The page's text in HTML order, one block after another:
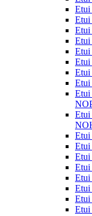
Etui
Etui
Etui
Etui
Etui
Etui
Etui
Etui
Etui
Etui
Etui
Etui
Etui
Etui